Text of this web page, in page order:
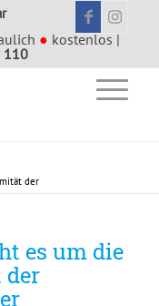
● kostenlos |
110
der
es um die